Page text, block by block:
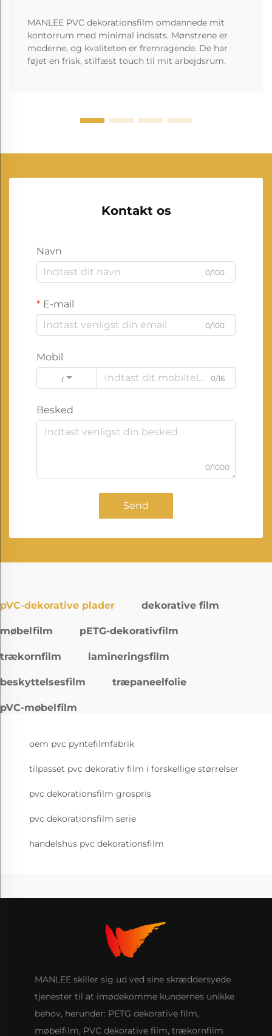
MANLEE PVC dekorationsfilm omdannede mit
kontorrum med minimal indsats. Mønstrene er
moderne, og kvaliteten er fremragende. De har
føjet en frisk, stilfæst touch til mit arbejdsrum.
Kontakt os
Navn
0/100
E-mail
0/100
Mobil
Code
0/16
Besked
0/1000
Send
pVC-dekorative plader dekorative film
møbelfilm pETG-dekorativfilm
trækornfilm lamineringsfilm
beskyttelsesfilm træpaneelfolie
pVC-møbelfilm
oem pvc pyntefilmfabrik
tilpasset pvc dekorativ film i forskellige størrelser
pvc dekorationsfilm grospris
pvc dekorationsfilm serie
handelshus pvc dekorationsfilm
MANLEE skiller sig ud ved sine skræddersyede
tjenester til at imødekomme kundernes unikke
behov, herunder: PETG dekorative film,
møbelfilm, PVC dekorative film, trækornfilm